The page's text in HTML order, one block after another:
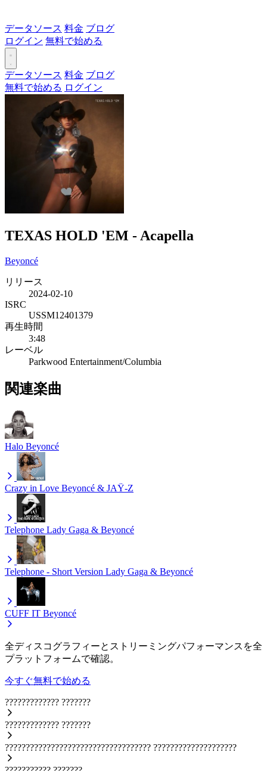
データソース 料金 ブログ
ログイン 無料で始める
データソース 料金 ブログ
無料で始める ログイン
TEXAS HOLD 'EM - Acapella
Beyoncé
リリース
2024-02-10
ISRC
USSM12401379
再生時間
3:48
レーベル
Parkwood Entertainment/Columbia
関連楽曲
Halo Beyoncé
Crazy in Love Beyoncé & JAŸ-Z
Telephone Lady Gaga & Beyoncé
Telephone - Short Version Lady Gaga & Beyoncé
CUFF IT Beyoncé
全ディスコグラフィーとストリーミングパフォーマンスを全
プラットフォームで確認。
今すぐ無料で始める
????????????? ???????
????????????? ???????
??????????????????????????????????? ????????????????????